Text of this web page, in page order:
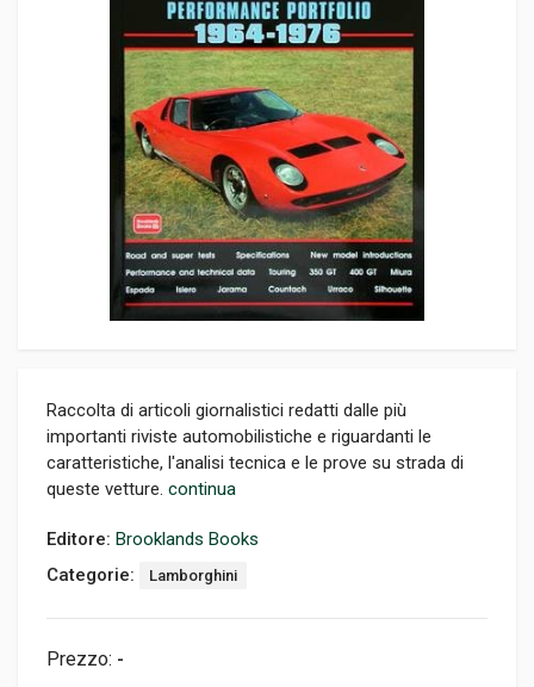
Raccolta di articoli giornalistici redatti dalle più
importanti riviste automobilistiche e riguardanti le
caratteristiche, l'analisi tecnica e le prove su strada di
queste vetture. continua
Editore: Brooklands Books
Categorie:
Lamborghini
Prezzo: -